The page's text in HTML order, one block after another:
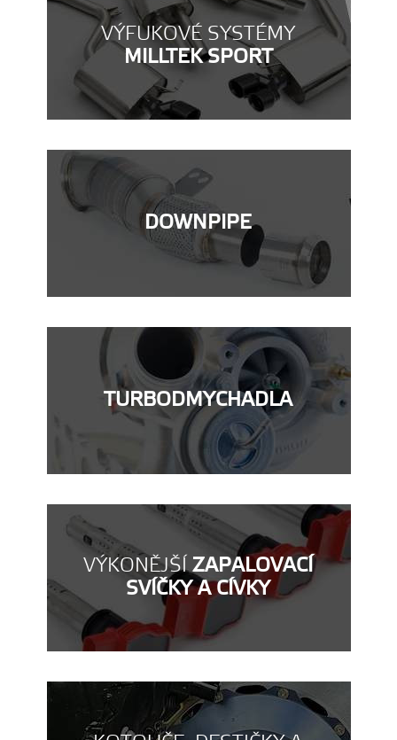
VÝFUKOVÉ SYSTÉMY
MILLTEK SPORT
DOWNPIPE
TURBODMYCHADLA
VÝKONĚJŠÍZAPALOVACÍ
SVÍČKY A CÍVKY